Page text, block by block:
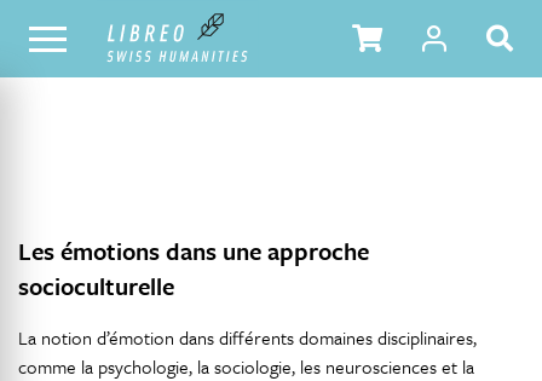
NOTRE CATALOGUE TABLE DES MATIÈRES
Les émotions dans une approche
socioculturelle
La notion d’émotion dans différents domaines disciplinaires,
comme la psychologie, la sociologie, les neurosciences et la